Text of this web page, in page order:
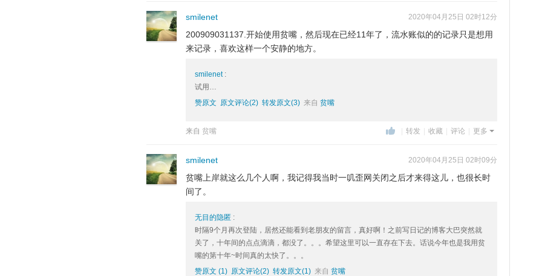
smilenet 2020年04月25日 02时12分
200909031137.开始使用贫嘴，然后现在已经11年了，流水账似的的记录只是想用
来记录，喜欢这样一个安静的地方。
smilenet :
试用…
赞原文 原文评论(2) 转发原文(3) 来自 贫嘴
转发 收藏 评论 更多
来自 贫嘴
smilenet 2020年04月25日 02时09分
贫嘴上岸就这么几个人啊，我记得我当时一叽歪网关闭之后才来得这儿，也很长时
间了。
无目的隐匿 :
时隔9个月再次登陆，居然还能看到老朋友的留言，真好啊！之前写日记的博客大巴突然就
关了，十年间的点点滴滴，都没了。。。希望这里可以一直存在下去。话说今年也是我用贫
嘴的第十年~时间真的太快了。。。
赞原文 (1) 原文评论(2) 转发原文(1) 来自 贫嘴